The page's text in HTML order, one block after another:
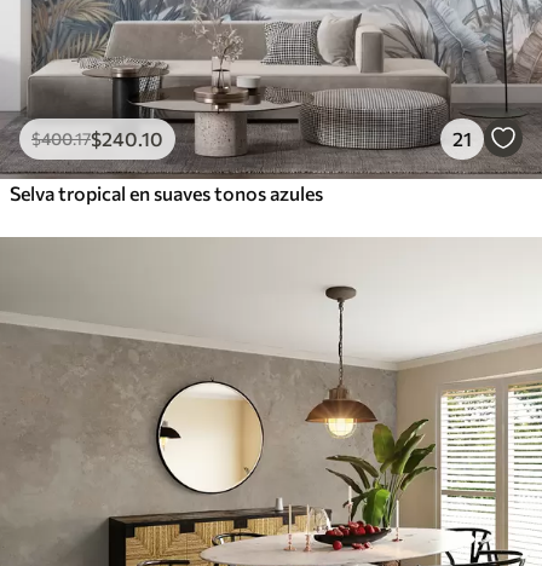
$400.17$240 .10 21
Selva tropical en suaves tonos azules